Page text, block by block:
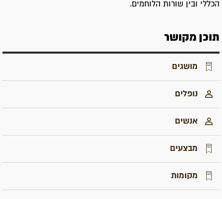
הכללי ובין שורות הלוחמים.
תוכן מקושר
מושגים
נופלים
אנשים
מבצעים
מקומות